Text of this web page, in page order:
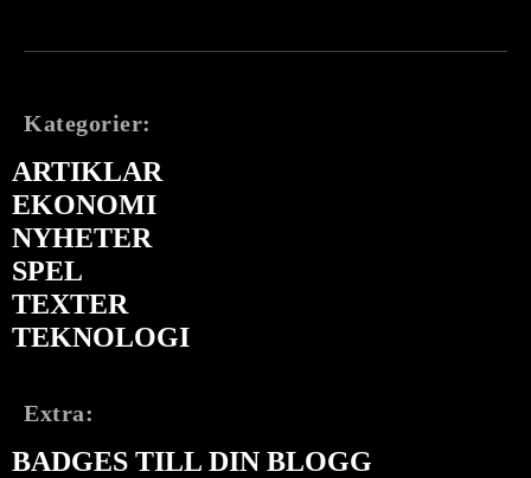
Kategorier:
ARTIKLAR
EKONOMI
NYHETER
SPEL
TEXTER
TEKNOLOGI
Extra:
BADGES TILL DIN BLOGG